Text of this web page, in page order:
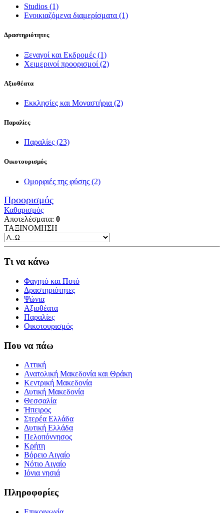
Studios (1)
Ενοικιαζόμενα διαμερίσματα (1)
Δραστηριότητες
Ξεναγοί και Εκδρομές (1)
Χειμερινοί προορισμοί (2)
Αξιοθέατα
Εκκλησίες και Μοναστήρια (2)
Παραλίες
Παραλίες (23)
Οικοτουρισμός
Ομορφιές της φύσης (2)
Προορισμός
Καθαρισμός
Αποτελέσματα: 0
ΤΑΞΙΝΟΜΗΣΗ
Τι να κάνω
Φαγητό και Ποτό
Δραστηριότητες
Ψώνια
Αξιοθέατα
Παραλίες
Οικοτουρισμός
Που να πάω
Αττική
Ανατολική Μακεδονία και Θράκη
Κεντρική Μακεδονία
Δυτική Μακεδονία
Θεσσαλία
Ήπειρος
Στερέα Ελλάδα
Δυτική Ελλάδα
Πελοπόννησος
Κρήτη
Βόρειο Αιγαίο
Νότιο Αιγαίο
Ιόνια νησιά
Πληροφορίες